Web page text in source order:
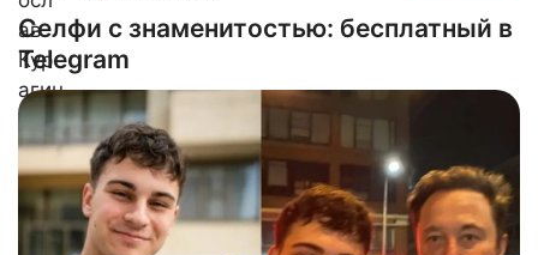
Селфи с знаменитостью: бесплатный в
Telegram